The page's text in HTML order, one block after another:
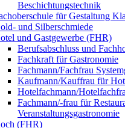
Beschichtungstechnik
für Gestaltung
und Silberschmiede
und Gastgewerbe (FHR)
Berufsabschluss und
Fachkraft für Gastronomie
Fachmann/Fachfrau
Kaufmann/Kauffrau für
Hotelfachmann/
Fachmann/-frau für
Veranstaltungsgastronomie
(FHR)